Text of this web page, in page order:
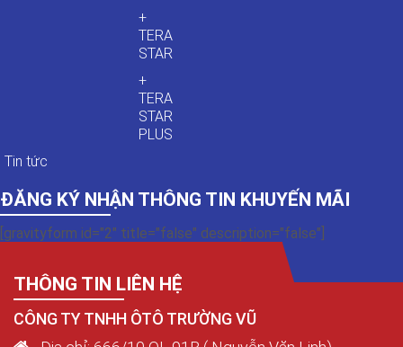
+
TERA
STAR
+
TERA
STAR
PLUS
Tin tức
ĐĂNG KÝ NHẬN THÔNG TIN KHUYẾN MÃI
[gravityform id="2" title="false" description="false"]
THÔNG TIN LIÊN HỆ
CÔNG TY TNHH ÔTÔ TRƯỜNG VŨ